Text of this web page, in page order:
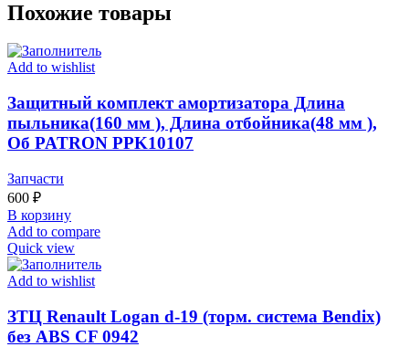
Похожие товары
Add to wishlist
Защитный комплект амортизатора Длина
пыльника(160 мм ), Длина отбойника(48 мм ),
Об PATRON PPK10107
Запчасти
600 ₽
В корзину
Add to compare
Quick view
Add to wishlist
ЗТЦ Renault Logan d-19 (торм. система Bendix)
без ABS CF 0942